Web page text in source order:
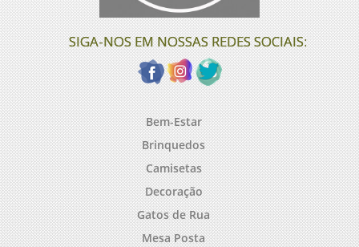
SIGA-NOS EM NOSSAS REDES SOCIAIS:
Bem-Estar
Brinquedos
Camisetas
Decoração
Gatos de Rua
Mesa Posta